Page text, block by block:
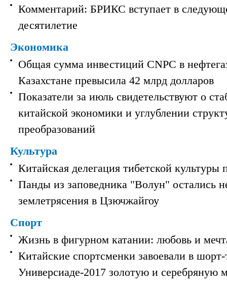
Комментарий: БРИКС вступает в
десятилетие
Экономика
Общая сумма инвестиций CNPC в
Казахстане превысила 42 млрд долларов
Показатели за июль свидетельствуют о
китайской экономики и углублении
преобразований
Культура
Китайская делегация тибетской культуры
Панды из заповедника "Волун" остались
землетрясения в Цзючжайгоу
Спорт
Жизнь в фигурном катании: любовь и
Китайские спортсменки завоевали в шорт-
Универсиаде-2017 золотую и серебряную